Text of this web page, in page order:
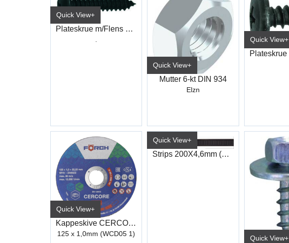
Quick View+
Plateskrue m/Flens PH DIN 7981
.
Quick View+
Mutter 6-kt DIN 934
Elzn
Quick View+
Quick View+
Kappeskive CERCORE 900 stål/inox
125 x 1,0mm (WCD05 1)
Quick View+
Strips 200X4,6mm (100)
Quick View+